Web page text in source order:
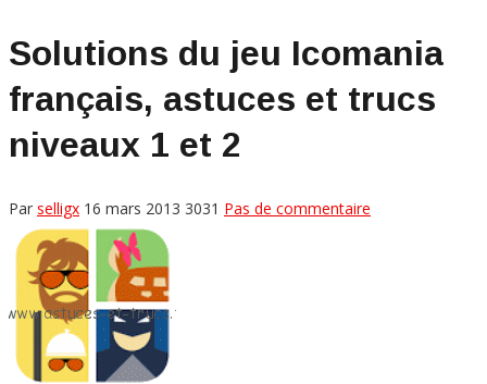
Solutions du jeu Icomania
français, astuces et trucs
niveaux 1 et 2
Par selligx 16 mars 2013 3031 Pas de commentaire